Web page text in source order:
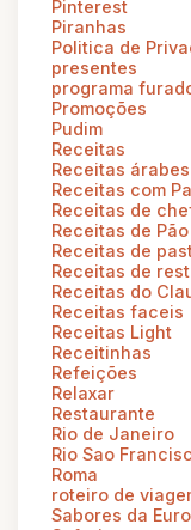
Pinterest
Piranhas
Politica de
presentes
programa
Promoções
Pudim
Receitas
Receitas árabes
Receitas com
Receitas de
Receitas de Pão
Receitas de
Receitas de
Receitas do
Receitas faceis
Receitas Light
Receitinhas
Refeições
Relaxar
Restaurante
Rio de Janeiro
Rio Sao
Roma
roteiro de
Sabores da